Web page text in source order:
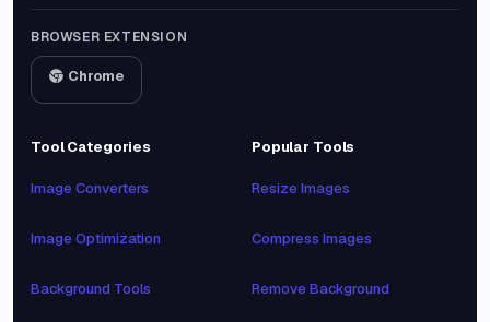
BROWSER EXTENSION
Chrome
Tool Categories
Image Converters
Image Optimization
Background Tools
Popular Tools
Resize Images
Compress Images
Remove Background